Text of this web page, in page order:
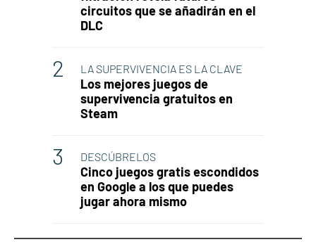
circuitos que se añadirán en el
DLC
LA SUPERVIVENCIA ES LA CLAVE
Los mejores juegos de
supervivencia gratuitos en
Steam
DESCÚBRELOS
Cinco juegos gratis escondidos
en Google a los que puedes
jugar ahora mismo